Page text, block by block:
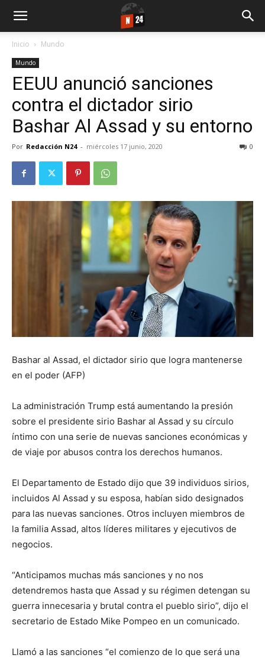
Inicio Mundo
Mundo
EEUU anunció sanciones
contra el dictador sirio
Bashar Al Assad y su entorno
Por Redacción N24 - miércoles 17 junio, 2020 0
Bashar al Assad, el dictador sirio que logra mantenerse
en el poder (AFP)
La administración Trump está aumentando la presión
sobre el presidente sirio Bashar al Assad y su círculo
íntimo con una serie de nuevas sanciones económicas y
de viaje por abusos contra los derechos humanos.
El Departamento de Estado dijo que 39 individuos sirios,
incluidos Al Assad y su esposa, habían sido designados
para las nuevas sanciones. Otros incluyen miembros de
la familia Assad, altos líderes militares y ejecutivos de
negocios.
“Anticipamos muchas más sanciones y no nos
detendremos hasta que Assad y su régimen detengan su
guerra innecesaria y brutal contra el pueblo sirio”, dijo el
secretario de Estado Mike Pompeo en un comunicado.
Llamó a las sanciones “el comienzo de lo que será una